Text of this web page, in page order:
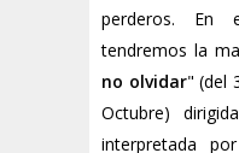
perderos. En
tendremos la
no olvidar" (del
Octubre)
interpretada por